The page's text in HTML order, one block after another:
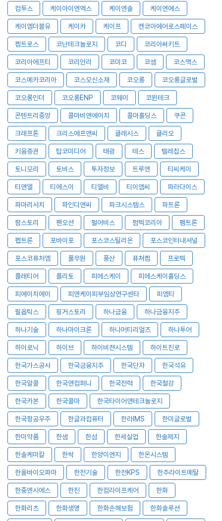
컴투스 케이아이엔엑스 케이엔솔 케이엔에스
케이엠더블유 케이카 케이프 켄코아에어로스페이스
켐트로스 코난테크놀로지 코디 코리아써키트
코리아에프티 코리안리 코미코 코셈 코스맥스
코스메카코리아 코스모신소재 코오롱 코오롱글로벌
코오롱인더 코오롱ENP 코웨이 코윈테크
콘텐트리중앙 콜마비앤에이치 콜마홀딩스 쿠콘
크래프톤 크리스에프앤씨 클래시스 클리오
키움증권 탑코미디어 태광 테스 텔레칩스
토니모리 토비스 투자정보 트루엔 티씨케이
티앤엘 티에스이 티엘비 티이엠씨 파라다이스
파마리서치 파인디앤씨 파크시스템스 파트론
팜스토리 팬오션 펄어비스 펌텍코리아 펨트론
펩트론 포바이포 포스코스틸리온 포스코인터내셔널
포스코퓨처엠 풀무원 풍산 퓨쳐켐 프로텍
플래티어 플리토 피에스케이 피에스케이홀딩스
피에이치에이 피엔케이피부임상연구센타 피엠티
필옵틱스 핑거스토리 하나금융 하나금융지주
하나기술 하나마이크론 하나머티리얼즈 하나투어
하이로닉 하이브 하이비젼시스템 하이트진로
한국가스공사 한국금융지주 한국단자 한국석유
한국알콜 한국앤컴퍼니 한국전력 한국철강
한국카본 한국콜마 한국타이어앤테크놀로지
한국항공우주 한글과컴퓨터 한라IMS 한미글로벌
한미약품 한샘 한섬 한세실업 한솔제지
한솔케미칼 한싹 한양이엔지 한온시스템
한올바이오파마 한전기술 한전KPS 한주라이트메탈
한중엔시에스 한진 한컴라이프케어 한화
한화리츠 한화생명 한화손해보험 한화솔루션